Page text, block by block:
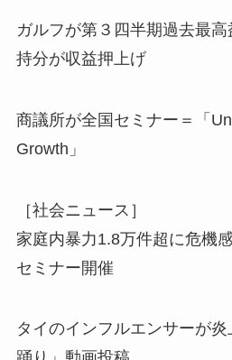
ガルフが第３四半期過去最
持分が収益押上げ
商議所が全国セミナー＝「
Growth」
［社会ニュース］
家庭内暴力1.8万件超に危機
セミナー開催
タイのインフルエンサーが